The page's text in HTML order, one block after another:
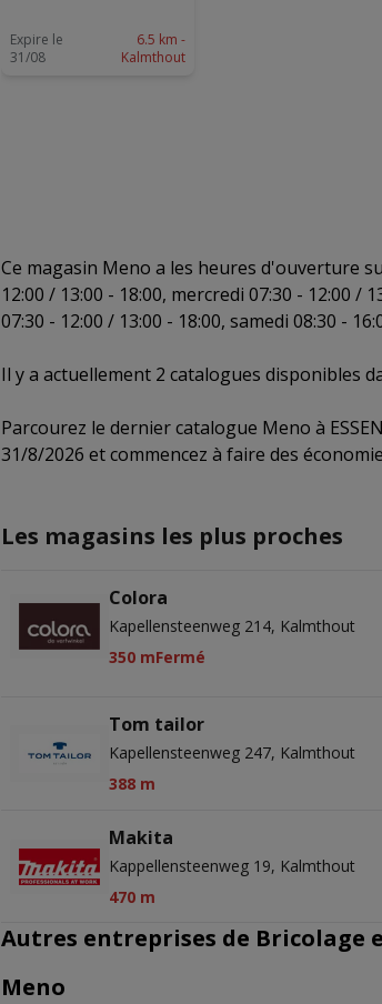
Expire le
31/08
6.5 km -
Kalmthout
Ce magasin Meno a les heures d'ouverture
12:00 / 13:00 - 18:00, mercredi 07:30 - 12:00 /
07:30 - 12:00 / 13:00 - 18:00, samedi 08:30 -
Il y a actuellement 2 catalogues disponibles
Parcourez le dernier catalogue Meno à
31/8/2026 et commencez à faire des
Les magasins les plus proches
Colora
Kapellensteenweg 214, Kalmthout
350 mFermé
Tom tailor
Kapellensteenweg 247, Kalmthout
388 m
Makita
Kappellensteenweg 19, Kalmthout
470 m
Autres entreprises de Bricolage
Meno